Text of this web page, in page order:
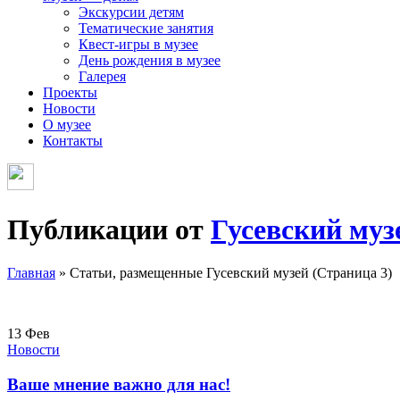
Экскурсии детям
Тематические занятия
Квест-игры в музее
День рождения в музее
Галерея
Проекты
Новости
О музее
Контакты
Публикации от Гусевский
Главная » Статьи, размещенные Гусевский музей (Страница 3)
13 Фев
Новости
Ваше мнение важно для нас!